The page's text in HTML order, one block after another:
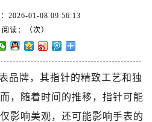
2026-01-08 09:56:13
阅读：（次）
品牌，其指针的精致工艺和独
，随着时间的推移，指针可能
影响美观，还可能影响手表的